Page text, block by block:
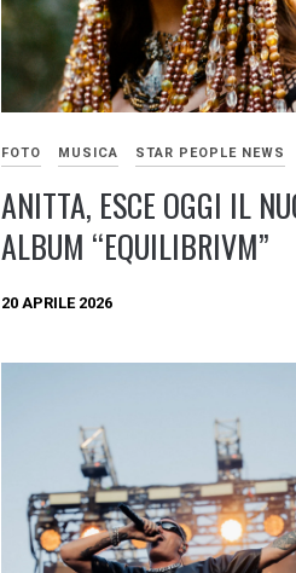
FOTO MUSICA STAR PEOPLE NEWS
ANITTA, ESCE OGGI IL
ALBUM “EQUILIBRIVM”
20 APRILE 2026